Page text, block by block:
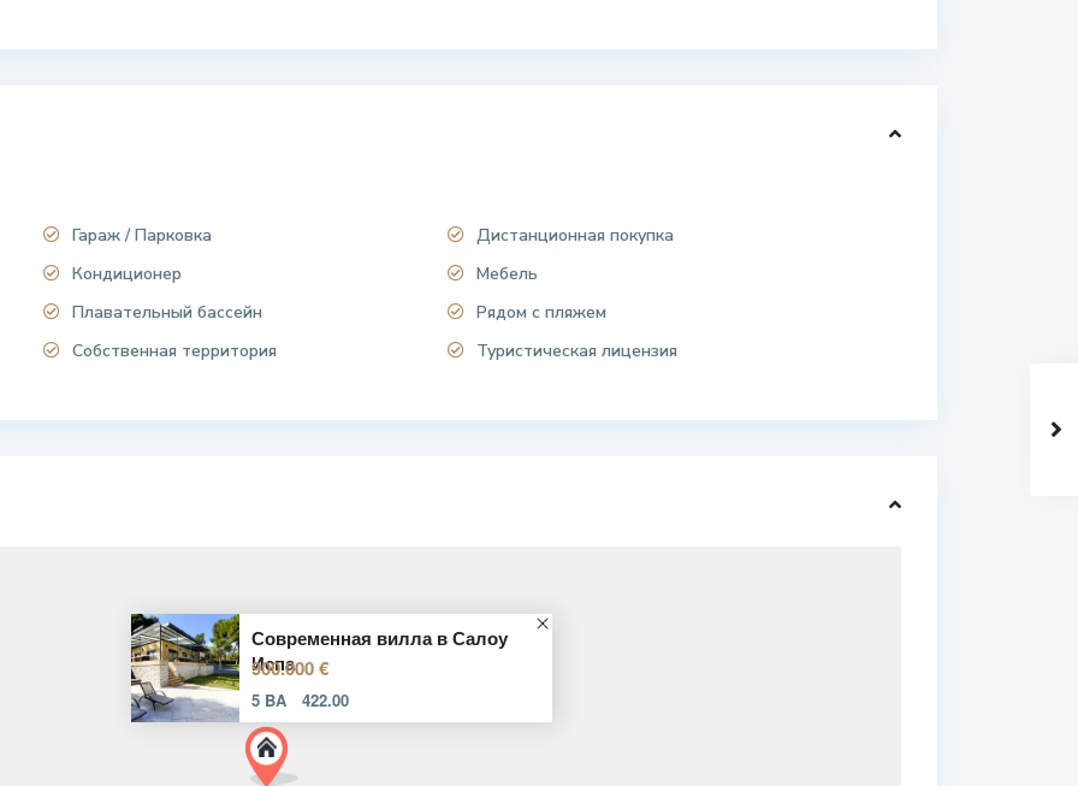
Гараж / Парковка
Дистанционная покупка
Кондиционер
Мебель
Плавательный бассейн
Рядом с пляжем
Собственная территория
Туристическая лицензия
Современная вилла в Салоу
Испа
900.000 €
5 BA 422.00